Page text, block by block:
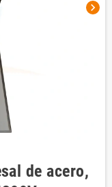
chevron_right
de acero,